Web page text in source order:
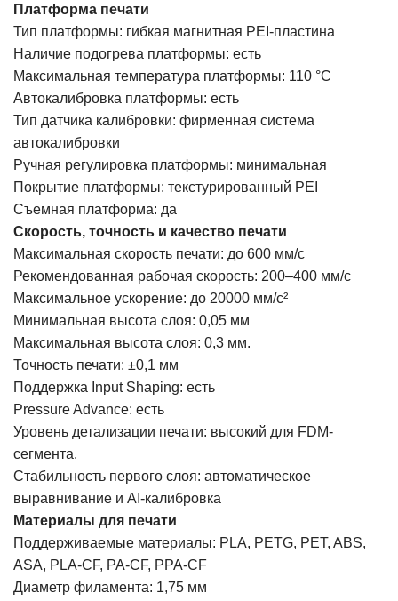
Платформа печати
Тип платформы: гибкая магнитная PEI-пластина
Наличие подогрева платформы: есть
Максимальная температура платформы: 110 °C
Автокалибровка платформы: есть
Тип датчика калибровки: фирменная система
автокалибровки
Ручная регулировка платформы: минимальная
Покрытие платформы: текстурированный PEI
Съемная платформа: да
Скорость, точность и качество печати
Максимальная скорость печати: до 600 мм/с
Рекомендованная рабочая скорость: 200–400 мм/с
Максимальное ускорение: до 20000 мм/с²
Минимальная высота слоя: 0,05 мм
Максимальная высота слоя: 0,3 мм.
Точность печати: ±0,1 мм
Поддержка Input Shaping: есть
Pressure Advance: есть
Уровень детализации печати: высокий для FDM-
сегмента.
Стабильность первого слоя: автоматическое
выравнивание и AI-калибровка
Материалы для печати
Поддерживаемые материалы: PLA, PETG, PET, ABS,
ASA, PLA-CF, PA-CF, PPA-CF
Диаметр филамента: 1,75 мм